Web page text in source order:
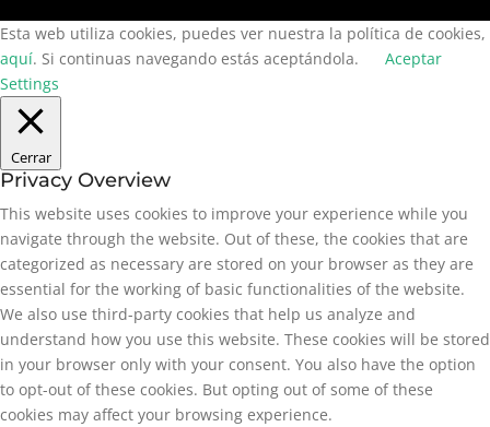
Esta web utiliza cookies, puedes ver nuestra la política de cookies,
aquí. Si continuas navegando estás aceptándola.
Aceptar
Settings
Cerrar
Privacy Overview
This website uses cookies to improve your experience while you
navigate through the website. Out of these, the cookies that are
categorized as necessary are stored on your browser as they are
essential for the working of basic functionalities of the website.
We also use third-party cookies that help us analyze and
understand how you use this website. These cookies will be stored
in your browser only with your consent. You also have the option
to opt-out of these cookies. But opting out of some of these
cookies may affect your browsing experience.